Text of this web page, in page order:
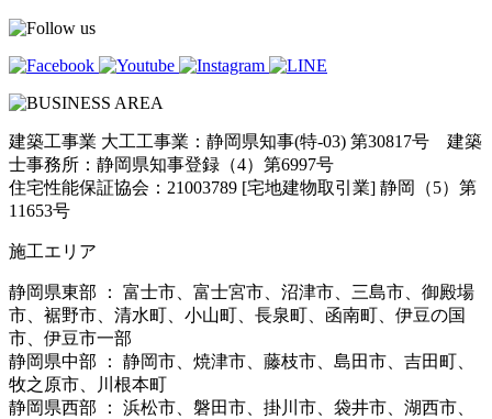
建築工事業 大工工事業：静岡県知事(特-03) 第30817号 建築
士事務所：静岡県知事登録（4）第6997号
住宅性能保証協会：21003789 [宅地建物取引業] 静岡（5）第
11653号
施工エリア
静岡県東部 ： 富士市、富士宮市、沼津市、三島市、御殿場
市、裾野市、清水町、小山町、長泉町、函南町、伊豆の国
市、伊豆市一部
静岡県中部 ： 静岡市、焼津市、藤枝市、島田市、吉田町、
牧之原市、川根本町
静岡県西部 ： 浜松市、磐田市、掛川市、袋井市、湖西市、